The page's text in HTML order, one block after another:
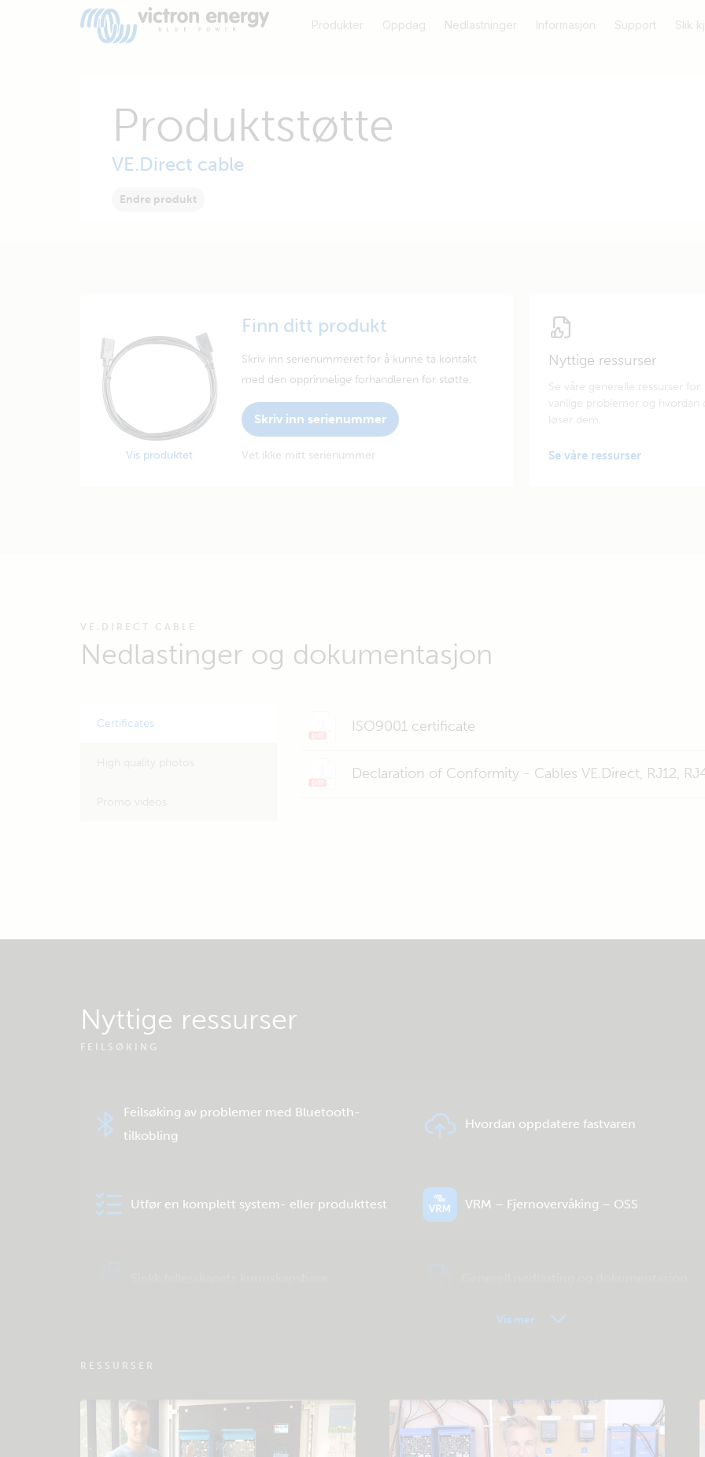
Produkter Oppdag Nedlastninger Informasjon Support Slik
Produktstøtte
VE.Direct cable
Endre produkt
Vis produktet
Finn ditt produkt
Skriv inn serienummeret for å kunne ta kontakt
med den opprinnelige forhandleren for støtte.
Skriv inn serienummer
Vet ikke mitt serienummer
Nyttige ressurser
Se våre generelle ressurser for
vanlige problemer og hvordan
løser dem.
Se våre ressurser
VE.DIRECT CABLE
Nedlastinger og dokumentasjon
Certificates ISO9001 certificate
Declaration of Conformity - Cables VE.Direct, RJ12,
Nyttige ressurser
FEILSØKING
Feilsøking av problemer med Bluetooth-
tilkobling
Hvordan oppdatere fastvaren
Utfør en komplett system- eller produkttest VRM – Fjernovervåking – OSS
Vis mer
RESSURSER